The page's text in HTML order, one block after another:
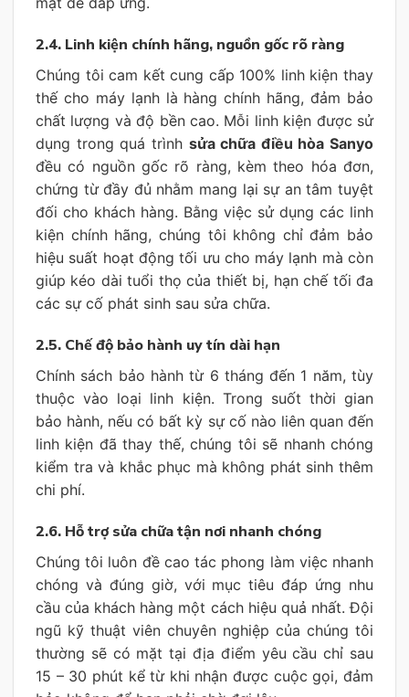
2.4. Linh kiện chính hãng, nguồn gốc rõ ràng
Chúng tôi cam kết cung cấp 100% linh kiện thay
thế cho máy lạnh là hàng chính hãng, đảm bảo
chất lượng và độ bền cao. Mỗi linh kiện được sử
dụng trong quá trình sửa chữa điều hòa Sanyo
đều có nguồn gốc rõ ràng, kèm theo hóa đơn,
chứng từ đầy đủ nhằm mang lại sự an tâm tuyệt
đối cho khách hàng. Bằng việc sử dụng các linh
kiện chính hãng, chúng tôi không chỉ đảm bảo
hiệu suất hoạt động tối ưu cho máy lạnh mà còn
giúp kéo dài tuổi thọ của thiết bị, hạn chế tối đa
các sự cố phát sinh sau sửa chữa.
2.5. Chế độ bảo hành uy tín dài hạn
Chính sách bảo hành từ 6 tháng đến 1 năm, tùy
thuộc vào loại linh kiện. Trong suốt thời gian
bảo hành, nếu có bất kỳ sự cố nào liên quan đến
linh kiện đã thay thế, chúng tôi sẽ nhanh chóng
kiểm tra và khắc phục mà không phát sinh thêm
chi phí.
2.6. Hỗ trợ sửa chữa tận nơi nhanh chóng
Chúng tôi luôn đề cao tác phong làm việc nhanh
chóng và đúng giờ, với mục tiêu đáp ứng nhu
cầu của khách hàng một cách hiệu quả nhất. Đội
ngũ kỹ thuật viên chuyên nghiệp của chúng tôi
thường sẽ có mặt tại địa điểm yêu cầu chỉ sau
15 – 30 phút kể từ khi nhận được cuộc gọi, đảm